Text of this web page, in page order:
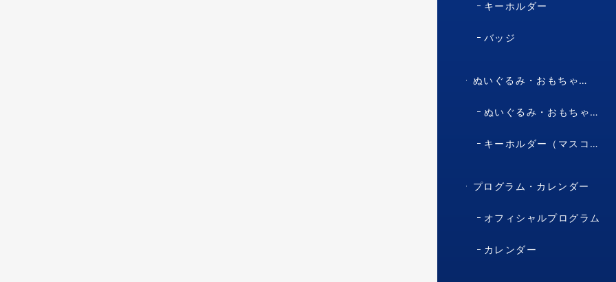
キーホルダー
バッジ
ぬいぐるみ・おもちゃ・マスコット・キャラクター
ぬいぐるみ・おもちゃ（マスコット・キャラクター）
キーホルダー（マスコット・キャラクター）
プログラム・カレンダー
オフィシャルプログラム
カレンダー